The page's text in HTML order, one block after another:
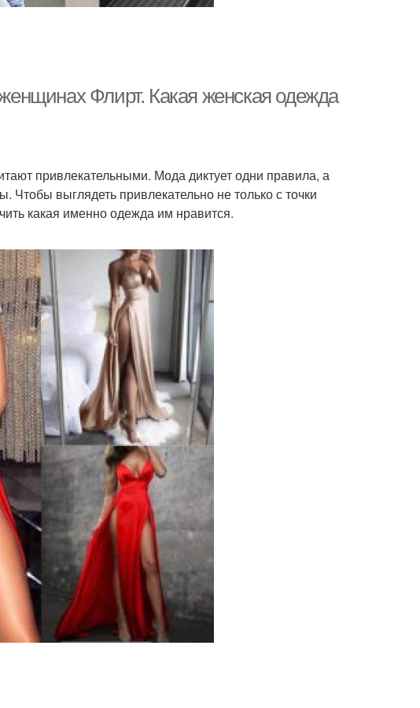
Флирт. Какая женская одежда
привлекательными. Мода диктует одни правила, а
Чтобы выглядеть привлекательно не только с точки
какая именно одежда им нравится.